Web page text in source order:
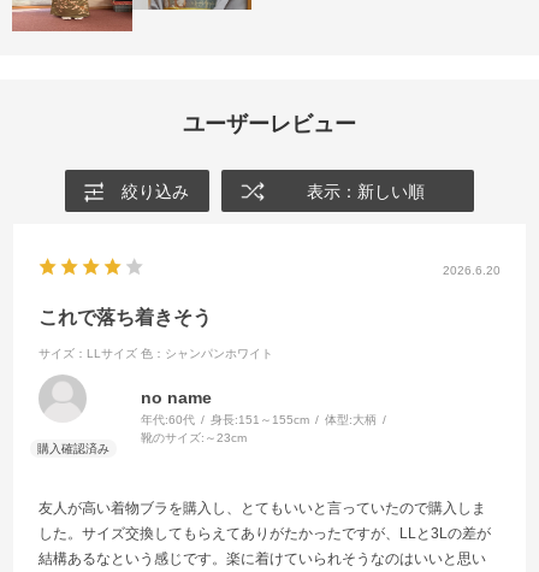
ユーザーレビュー
絞り込み 表示：新しい順
2026.6.20
これで落ち着きそう
サイズ：LLサイズ 色：シャンパンホワイト
no name
年代:60代 身長:151～155cm 体型:大柄
靴のサイズ: ～23cm
友人が高い着物ブラを購入し、とてもいいと言っていたので購入しま
した。サイズ交換してもらえてありがたかったですが、LLと3Lの差が
結構あるなという感じです。楽に着けていられそうなのはいいと思い